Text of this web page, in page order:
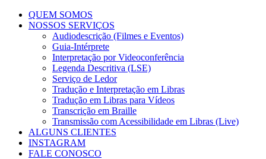
QUEM SOMOS
NOSSOS SERVIÇOS
Audiodescrição (Filmes e Eventos)
Guia-Intérprete
Interpretação por Videoconferência
Legenda Descritiva (LSE)
Serviço de Ledor
Tradução e Interpretação em Libras
Tradução em Libras para Vídeos
Transcrição em Braille
Transmissão com Acessibilidade em Libras (Live)
ALGUNS CLIENTES
INSTAGRAM
FALE CONOSCO